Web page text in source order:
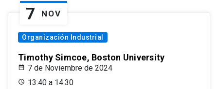
7 NOV
Organización Industrial
Timothy Simcoe, Boston University
7 de Noviembre de 2024
13:40 a 14:30